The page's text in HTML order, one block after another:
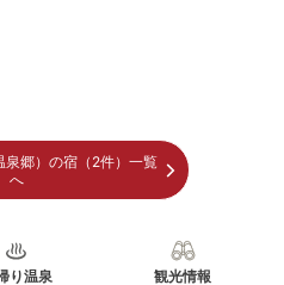
泉郷）の宿（2件）一覧
へ
り温泉 観光情報